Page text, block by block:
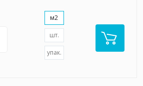
м2
шт.
упак.